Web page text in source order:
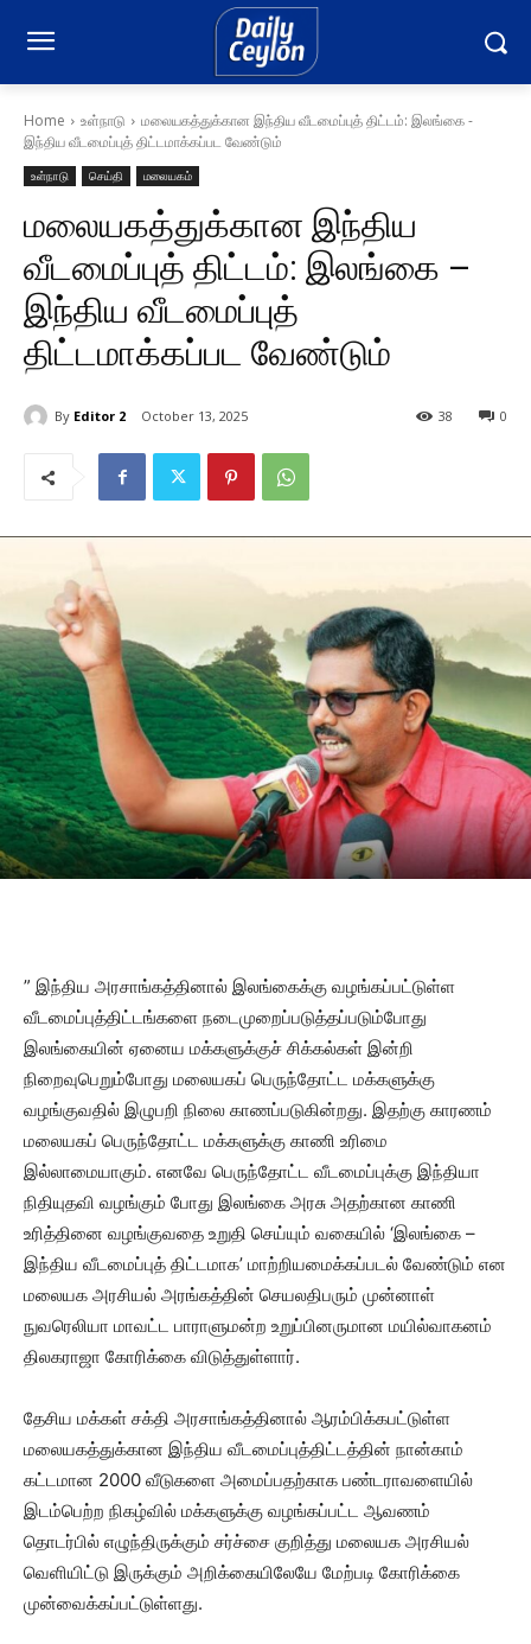
Home உள்நாடு
மலையகத்துக்கான இந்திய வீடமைப்புத் திட்டம்: இலங்கை -
இந்திய வீடமைப்புத் திட்டமாக்கப்பட வேண்டும்
உள்நாடு செய்தி மலையகம்
மலையகத்துக்கான இந்திய
வீடமைப்புத் திட்டம்: இலங்கை –
இந்திய வீடமைப்புத்
திட்டமாக்கப்பட வேண்டும்
By Editor 2 October 13, 2025 0
38
” இந்திய அரசாங்கத்தினால் இலங்கைக்கு வழங்கப்பட்டுள்ள
வீடமைப்புத்திட்டங்களை நடைமுறைப்படுத்தப்படும்போது
இலங்கையின் ஏனைய மக்களுக்குச் சிக்கல்கள் இன்றி
நிறைவுபெறும்போது மலையகப் பெருந்தோட்ட மக்களுக்கு
வழங்குவதில் இழுபறி நிலை காணப்படுகின்றது. இதற்கு காரணம்
மலையகப் பெருந்தோட்ட மக்களுக்கு காணி உரிமை
இல்லாமையாகும். எனவே பெருந்தோட்ட வீடமைப்புக்கு இந்தியா
நிதியுதவி வழங்கும் போது இலங்கை அரசு அதற்கான காணி
உரித்தினை வழங்குவதை உறுதி செய்யும் வகையில் ‘இலங்கை –
இந்திய வீடமைப்புத் திட்டமாக’ மாற்றியமைக்கப்படல் வேண்டும் என
மலையக அரசியல் அரங்கத்தின் செயலதிபரும் முன்னாள்
நுவரெலியா மாவட்ட பாராளுமன்ற உறுப்பினருமான மயில்வாகனம்
திலகராஜா கோரிக்கை விடுத்துள்ளார்.
தேசிய மக்கள் சக்தி அரசாங்கத்தினால் ஆரம்பிக்கபட்டுள்ள
மலையகத்துக்கான இந்திய வீடமைப்புத்திட்டத்தின் நான்காம்
கட்டமான 2000 வீடுகளை அமைப்பதற்காக பண்டராவளையில்
இடம்பெற்ற நிகழ்வில் மக்களுக்கு வழங்கப்பட்ட ஆவணம்
தொடர்பில் எழுந்திருக்கும் சர்ச்சை குறித்து மலையக அரசியல்
வெளியிட்டு இருக்கும் அறிக்கையிலேயே மேற்படி கோரிக்கை
முன்வைக்கப்பட்டுள்ளது.